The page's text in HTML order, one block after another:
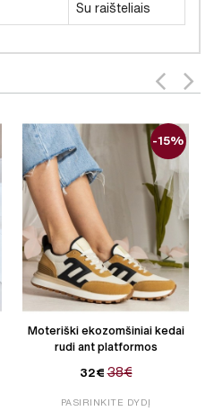
Su raišteliais
Moteriški ekozomšiniai kedai
rudi ant platformos
32€ 38€
-15%
PASIRINKITE DYDĮ